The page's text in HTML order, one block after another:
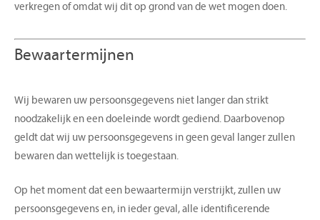
verkregen of omdat wij dit op grond van de wet mogen doen.
Bewaartermijnen
Wij bewaren uw persoonsgegevens niet langer dan strikt
noodzakelijk en een doeleinde wordt gediend. Daarbovenop
geldt dat wij uw persoonsgegevens in geen geval langer zullen
bewaren dan wettelijk is toegestaan.
Op het moment dat een bewaartermijn verstrijkt, zullen uw
persoonsgegevens en, in ieder geval, alle identificerende